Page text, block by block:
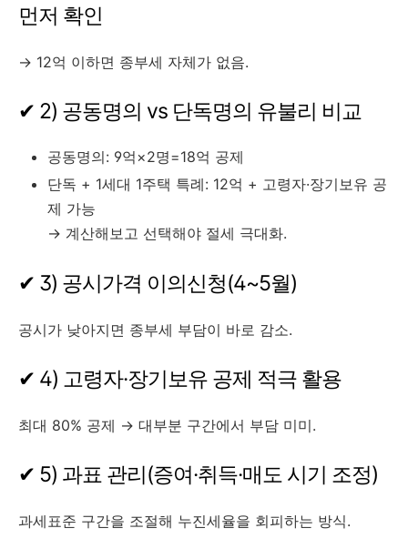
먼저 확인
→ 12억 이하면 종부세 자체가 없음.
✔ 2) 공동명의 vs 단독명의 유불리 비교
공동명의: 9억×2명=18억 공제
단독 + 1세대 1주택 특례: 12억 + 고령자·장기보유 공
제 가능
→ 계산해보고 선택해야 절세 극대화.
✔ 3) 공시가격 이의신청(4~5월)
공시가 낮아지면 종부세 부담이 바로 감소.
✔ 4) 고령자·장기보유 공제 적극 활용
최대 80% 공제 → 대부분 구간에서 부담 미미.
✔ 5) 과표 관리(증여·취득·매도 시기 조정)
과세표준 구간을 조절해 누진세율을 회피하는 방식.